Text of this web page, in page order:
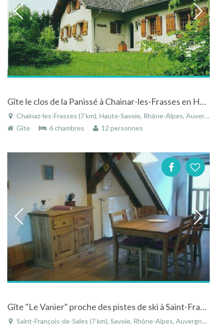
Gîte le clos de la Panissé à Chainar-les-Frasses en Haute-Savoie dans les Alpes
Chainaz-les-Frasses (7 km), Haute-Savoie, Rhône-Alpes, Auvergne-Rhône-Alpes, France
Gîte
6 chambres 12 personnes
Gîte "Le Vanier" proche des pistes de ski à Saint-Francois-de-Sales en Savoie - Rhône-Alpes
Saint-François-de-Sales (7 km), Savoie, Rhône-Alpes, Auvergne-Rhône-Alpes, France